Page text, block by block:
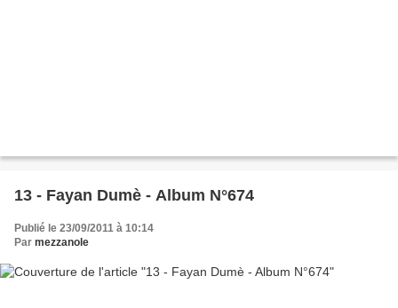
13 - Fayan Dumè - Album N°674
Publié le 23/09/2011 à 10:14
Par mezzanole